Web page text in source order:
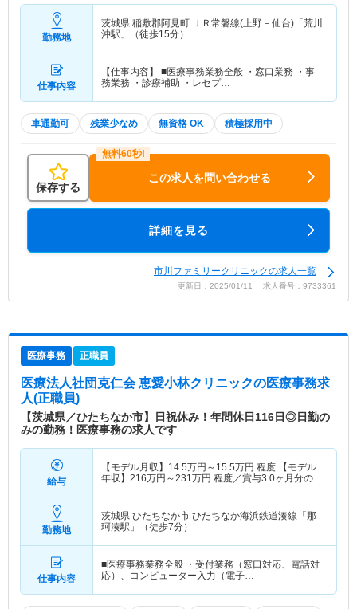
勤務地
茨城県 稲敷郡阿見町 ＪＲ常磐線(上野－仙台)「荒川
沖駅」（徒歩15分）
仕事内容
【仕事内容】 ■医療事務業務全般 ・窓口業務 ・事
務業務 ・診療補助 ・レセプ…
車通勤可 残業少なめ 無資格 OK 積極採用中
保存する
この求人を問い合わせる
詳細を見る
市川ファミリークリニックの求人一覧
更新日：2025/01/11 求人番号：9733361
医療事務 正職員
医療法人社団克仁会 恵愛小林クリニックの医療事務求
人(正職員)
【茨城県／ひたちなか市】日祝休み！年間休日116日◎日勤の
みの勤務！医療事務の求人です
給与
【モデル月収】 14.5万円～ 15.5万円 程度 【モデル
年収】 216万円～231万円 程度／賞与3.0ヶ月分の場
勤務地
茨城県 ひたちなか市 ひたちなか海浜鉄道湊線「那
珂湊駅」（徒歩7分）
仕事内容
■医療事務業務全般 ・受付業務（窓口対応、電話対
応）、コンピューター入力（電子…